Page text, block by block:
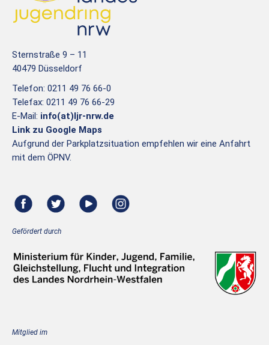
Sternstraße 9 – 11
40479 Düsseldorf
Telefon: 0211 49 76 66-0
Telefax: 0211 49 76 66-29
E-Mail: info(at)ljr-nrw.de
Link zu Google Maps
Aufgrund der Parkplatzsituation empfehlen wir eine Anfahrt
mit dem ÖPNV.
Gefördert durch
Mitglied im